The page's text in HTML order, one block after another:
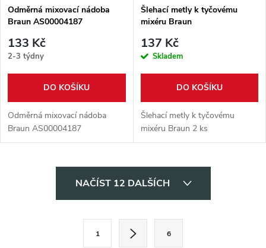
Odměrná mixovací nádoba
Braun AS00004187
133 Kč
2-3 týdny
DO KOŠÍKU
Odměrná mixovací nádoba
Braun AS00004187
Šlehací metly k tyčovému
mixéru Braun
137 Kč
Skladem
DO KOŠÍKU
Šlehací metly k tyčovému
mixéru Braun 2 ks
NAČÍST 12 DALŠÍCH
1 6